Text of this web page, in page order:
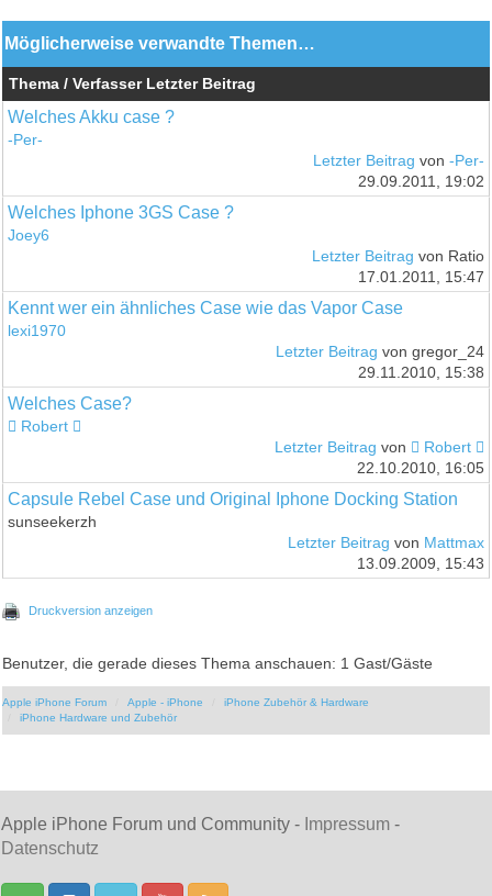
Möglicherweise verwandte Themen…
Thema / Verfasser Letzter Beitrag
Welches Akku case ?
-Per-
Letzter Beitrag von -Per-
29.09.2011, 19:02
Welches Iphone 3GS Case ?
Joey6
Letzter Beitrag von Ratio
17.01.2011, 15:47
Kennt wer ein ähnliches Case wie das Vapor Case
lexi1970
Letzter Beitrag von gregor_24
29.11.2010, 15:38
Welches Case?
 Robert 
Letzter Beitrag von  Robert 
22.10.2010, 16:05
Capsule Rebel Case und Original Iphone Docking Station
sunseekerzh
Letzter Beitrag von Mattmax
13.09.2009, 15:43
Druckversion anzeigen
Benutzer, die gerade dieses Thema anschauen: 1 Gast/Gäste
Apple iPhone Forum Apple - iPhone
iPhone Zubehör & Hardware
iPhone Hardware und Zubehör
Apple iPhone Forum und Community - Impressum -
Datenschutz